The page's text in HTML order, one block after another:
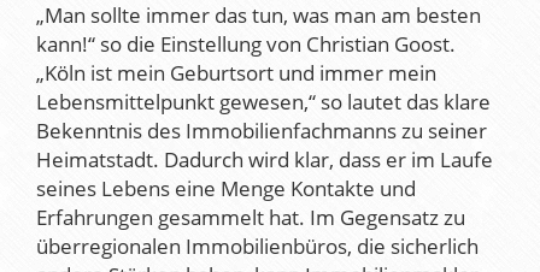
„Man sollte immer das tun, was man am besten
kann!“ so die Einstellung von Christian Goost.
„Köln ist mein Geburtsort und immer mein
Lebensmittelpunkt gewesen,“ so lautet das klare
Bekenntnis des Immobilienfachmanns zu seiner
Heimatstadt. Dadurch wird klar, dass er im Laufe
seines Lebens eine Menge Kontakte und
Erfahrungen gesammelt hat. Im Gegensatz zu
überregionalen Immobilienbüros, die sicherlich